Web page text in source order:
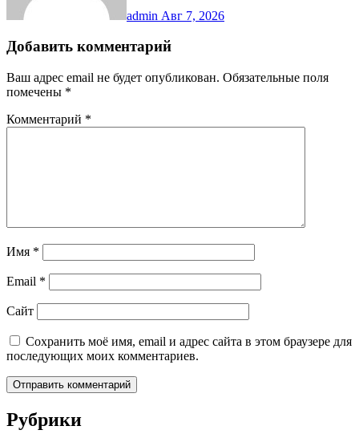
admin Авг 7, 2026
Добавить комментарий
Ваш адрес email не будет опубликован. Обязательные поля
помечены *
Комментарий *
Имя *
Email *
Сайт
Сохранить моё имя, email и адрес сайта в этом браузере для
последующих моих комментариев.
Рубрики